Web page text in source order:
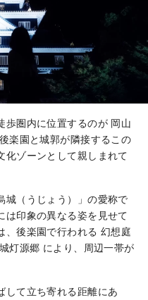
歩圏内に位置するのが 岡山
楽園と城郭が隣接するこの
化ゾーンとして親しまれて
城（うじょう）」の愛称で
は印象の異なる姿を見せて
、後楽園で行われる 幻想庭
灯源郷 により、周辺一帯が
して立ち寄れる距離にあ